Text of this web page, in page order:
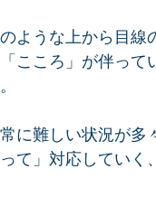
ような上から目線
こころ」が伴っ
に難しい状況が多
て」対応してい